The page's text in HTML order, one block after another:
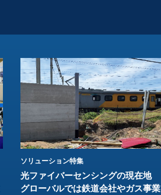
ソリューション特集
光ファイバーセンシングの現在地
グローバルでは鉄道会社やガス事業